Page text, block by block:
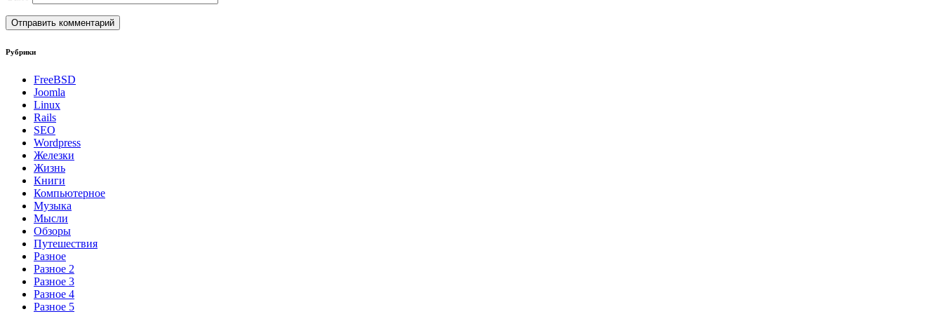
Рубрики
FreeBSD
Joomla
Linux
Rails
SEO
Wordpress
Железки
Жизнь
Книги
Компьютерное
Музыка
Мысли
Обзоры
Путешествия
Разное
Разное 2
Разное 3
Разное 4
Разное 5